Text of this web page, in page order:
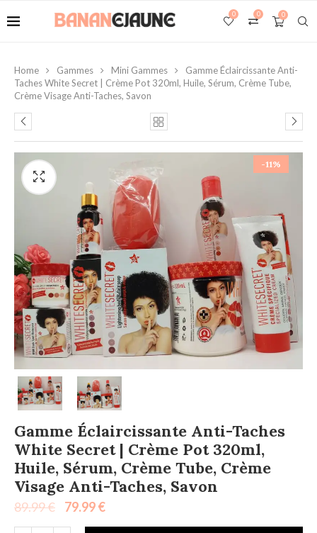
0
0
0
Home Gammes Mini Gammes
Gamme Éclaircissante Anti-
Taches White Secret | Crème Pot 320ml, Huile, Sérum, Crème Tube,
Crème Visage Anti-Taches, Savon
-11%
Gamme Éclaircissante Anti-Taches
White Secret | Crème Pot 320ml,
Huile, Sérum, Crème Tube, Crème
Visage Anti-Taches, Savon
89.99€ 79.99€